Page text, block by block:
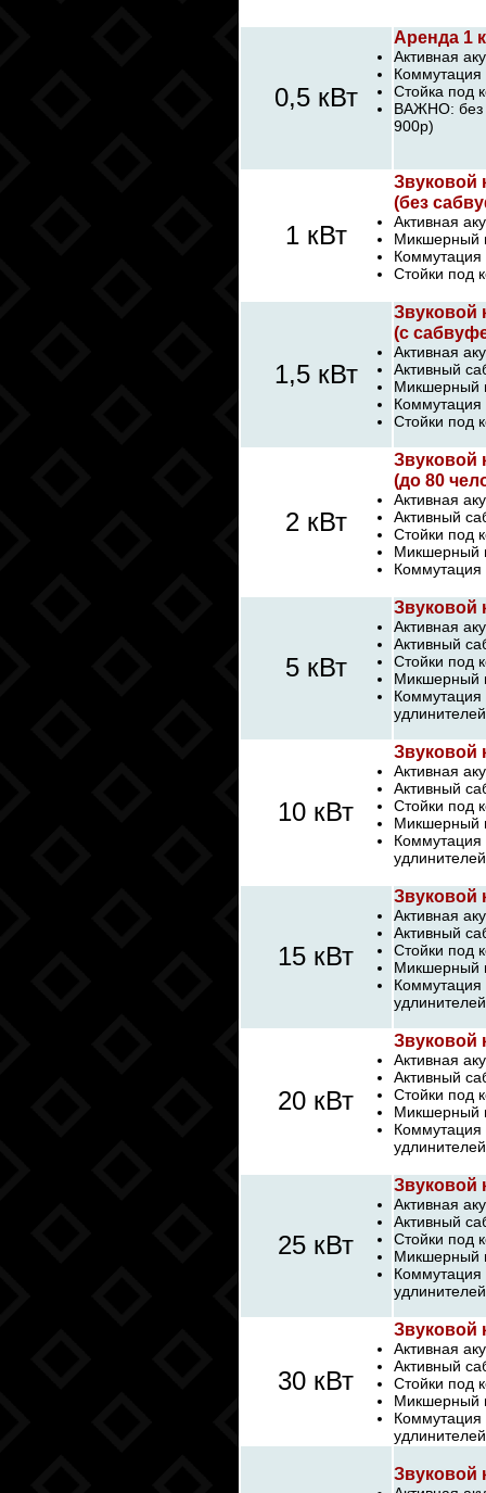
0,5 кВт
Аренда 1
Активная
Коммутация
Стойка под
ВАЖНО: без
900р)
1 кВт
Звуковой
(без
Активная
Микшерный
Коммутация
Стойки под
1,5 кВт
Звуковой
(с
Активная
Активный
Микшерный
Коммутация
Стойки под
2 кВт
Звуковой
(до 80
Активная
Активный
Стойки под
Микшерный
Коммутация
5 кВт
Звуковой
Активная
Активный
Стойки под
Микшерный
Коммутация
10 кВт
Звуковой
Активная
Активный
Стойки под
Микшерный
Коммутация
15 кВт
Звуковой
Активная
Активный
Стойки под
Микшерный
Коммутация
20 кВт
Звуковой
Активная
Активный
Стойки под
Микшерный
Коммутация
25 кВт
Звуковой
Активная
Активный
Стойки под
Микшерный
Коммутация
30 кВт
Звуковой
Активная
Активный
Стойки под
Микшерный
Коммутация
Звуковой